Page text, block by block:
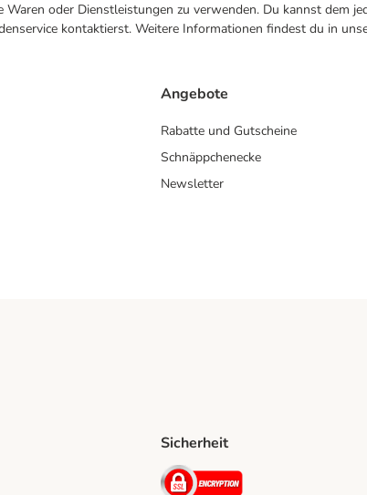
oder Dienstleistungen zu verwenden. Du kannst dem
kontaktierst. Weitere Informationen findest du in
Angebote
Rabatte und Gutscheine
Schnäppchenecke
Newsletter
Sicherheit
Security